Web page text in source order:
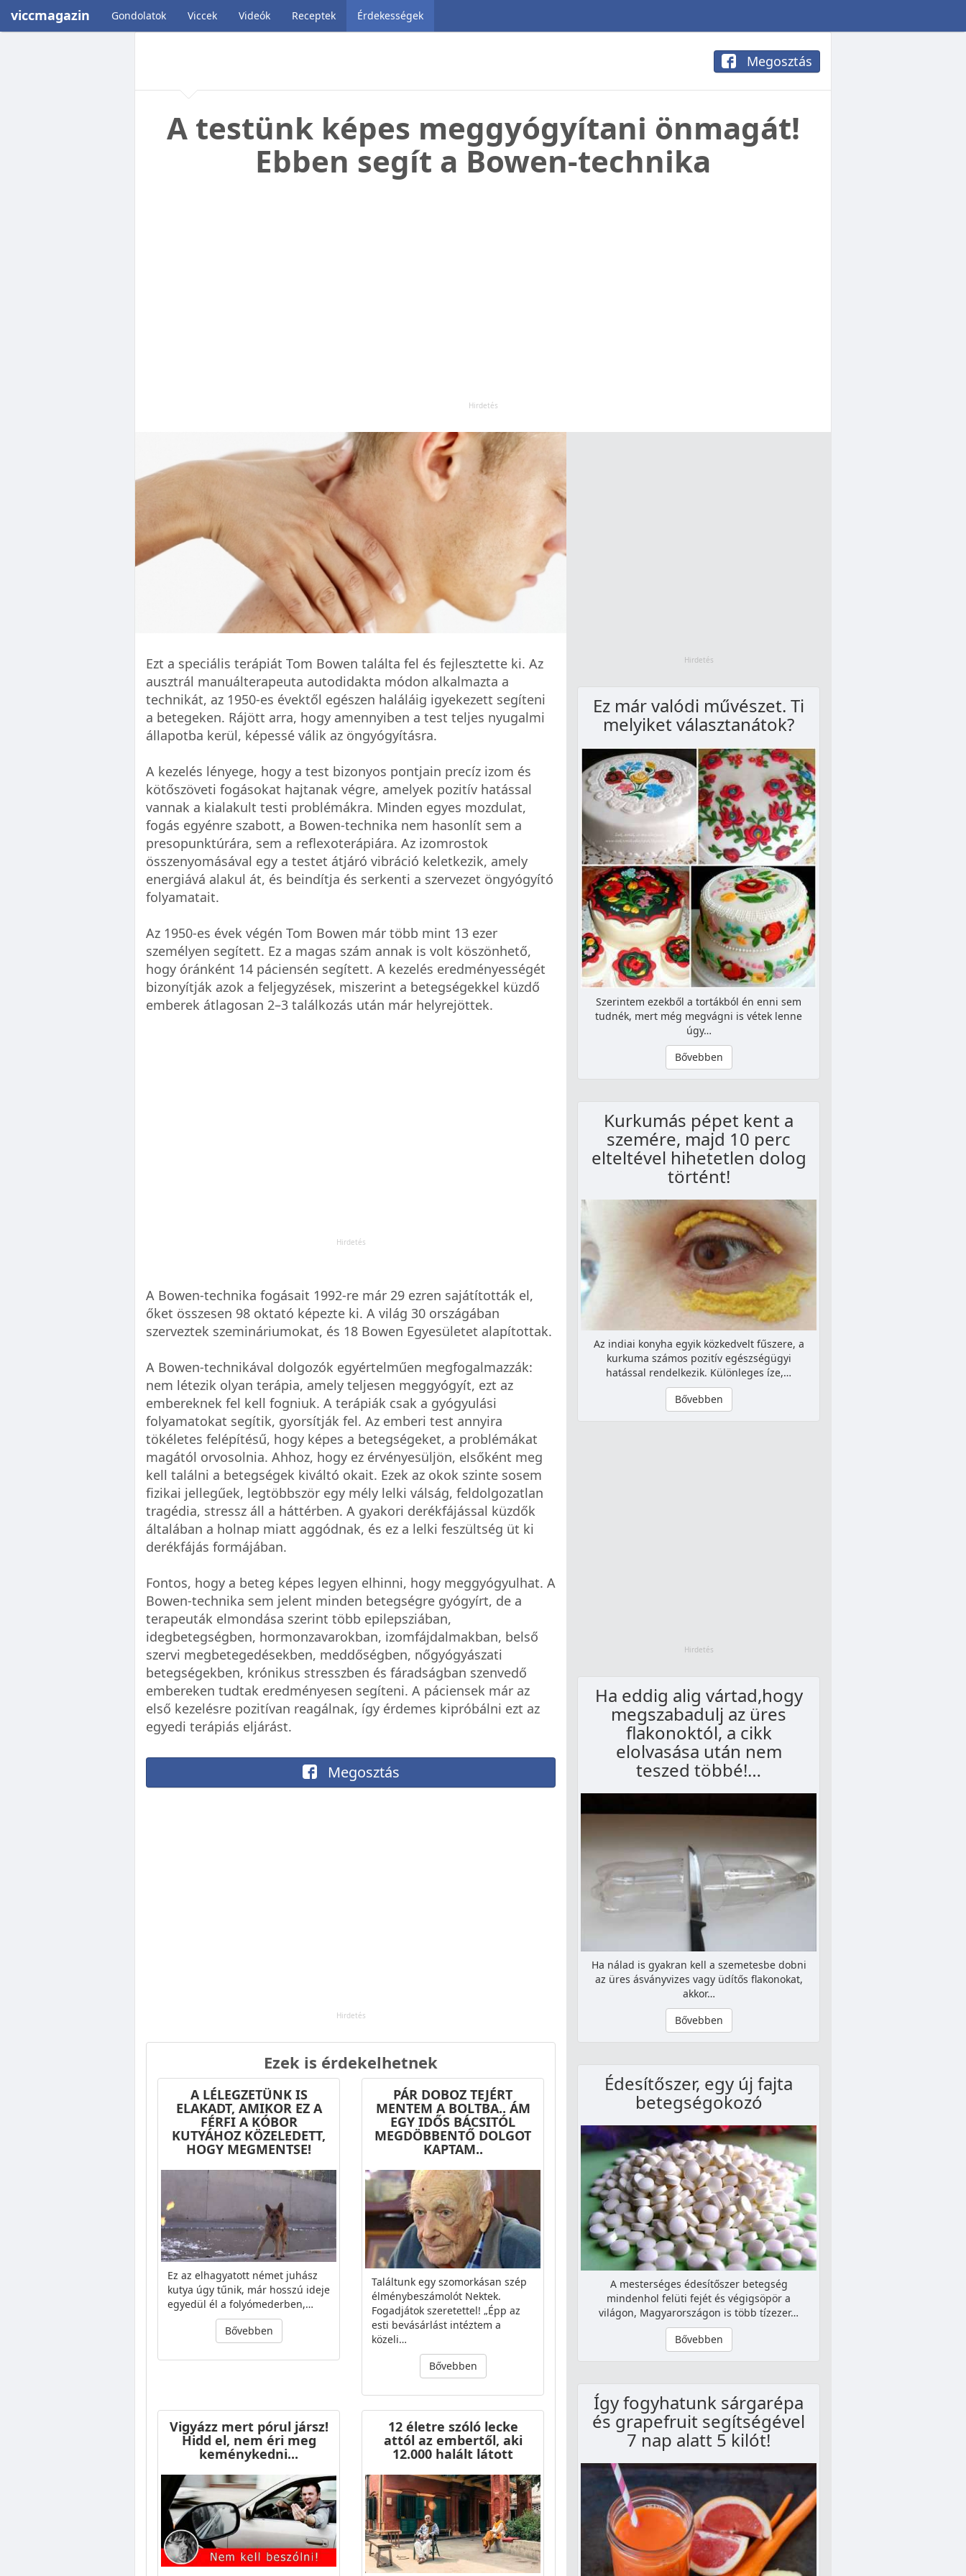
viccmagazin Gondolatok Viccek Videók Receptek Érdekességek
Megosztás
A testünk képes meggyógyítani önmagát!
Ebben segít a Bowen-technika
Ezt a speciális terápiát Tom Bowen találta fel és fejlesztette ki. Az
ausztrál manuálterapeuta autodidakta módon alkalmazta a
technikát, az 1950-es évektől egészen haláláig igyekezett segíteni
a betegeken. Rájött arra, hogy amennyiben a test teljes nyugalmi
állapotba kerül, képessé válik az öngyógyításra.
A kezelés lényege, hogy a test bizonyos pontjain precíz izom és
kötőszöveti fogásokat hajtanak végre, amelyek pozitív hatással
vannak a kialakult testi problémákra. Minden egyes mozdulat,
fogás egyénre szabott, a Bowen-technika nem hasonlít sem a
presopunktúrára, sem a reflexoterápiára. Az izomrostok
összenyomásával egy a testet átjáró vibráció keletkezik, amely
energiává alakul át, és beindítja és serkenti a szervezet öngyógyító
folyamatait.
Az 1950-es évek végén Tom Bowen már több mint 13 ezer
személyen segített. Ez a magas szám annak is volt köszönhető,
hogy óránként 14 páciensén segített. A kezelés eredményességét
bizonyítják azok a feljegyzések, miszerint a betegségekkel küzdő
emberek átlagosan 2–3 találkozás után már helyrejöttek.
A Bowen-technika fogásait 1992-re már 29 ezren sajátították el,
őket összesen 98 oktató képezte ki. A világ 30 országában
szerveztek szemináriumokat, és 18 Bowen Egyesületet alapítottak.
A Bowen-technikával dolgozók egyértelműen megfogalmazzák:
nem létezik olyan terápia, amely teljesen meggyógyít, ezt az
embereknek fel kell fogniuk. A terápiák csak a gyógyulási
folyamatokat segítik, gyorsítják fel. Az emberi test annyira
tökéletes felépítésű, hogy képes a betegségeket, a problémákat
magától orvosolnia. Ahhoz, hogy ez érvényesüljön, elsőként meg
kell találni a betegségek kiváltó okait. Ezek az okok szinte sosem
fizikai jellegűek, legtöbbször egy mély lelki válság, feldolgozatlan
tragédia, stressz áll a háttérben. A gyakori derékfájással küzdők
általában a holnap miatt aggódnak, és ez a lelki feszültség üt ki
derékfájás formájában.
Fontos, hogy a beteg képes legyen elhinni, hogy meggyógyulhat. A
Bowen-technika sem jelent minden betegségre gyógyírt, de a
terapeuták elmondása szerint több epilepsziában,
idegbetegségben, hormonzavarokban, izomfájdalmakban, belső
szervi megbetegedésekben, meddőségben, nőgyógyászati
betegségekben, krónikus stresszben és fáradságban szenvedő
embereken tudtak eredményesen segíteni. A páciensek már az
első kezelésre pozitívan reagálnak, így érdemes kipróbálni ezt az
egyedi terápiás eljárást.
Megosztás
Ezek is érdekelhetnek
A LÉLEGZETÜNK IS
ELAKADT, AMIKOR EZ A
FÉRFI A KÓBOR
KUTYÁHOZ KÖZELEDETT,
HOGY MEGMENTSE!
Ez az elhagyatott német juhász
kutya úgy tűnik, már hosszú ideje
egyedül él a folyómederben,…
Bővebben
PÁR DOBOZ TEJÉRT
MENTEM A BOLTBA.. ÁM
EGY IDŐS BÁCSITÓL
MEGDÖBBENTŐ DOLGOT
KAPTAM..
Találtunk egy szomorkásan szép
élménybeszámolót Nektek.
Fogadjátok szeretettel! „Épp az
esti bevásárlást intéztem a
közeli…
Bővebben
Vigyázz mert pórul jársz!
Hidd el, nem éri meg
keménykedni...
12 életre szóló lecke
attól az embertől, aki
12.000 halált látott
Ez már valódi művészet. Ti
melyiket választanátok?
Szerintem ezekből a tortákból én enni sem
tudnék, mert még megvágni is vétek lenne
úgy…
Bővebben
Kurkumás pépet kent a
szemére, majd 10 perc
elteltével hihetetlen dolog
történt!
Az indiai konyha egyik közkedvelt fűszere, a
kurkuma számos pozitív egészségügyi
hatással rendelkezik. Különleges íze,…
Bővebben
Ha eddig alig vártad,hogy
megszabadulj az üres
flakonoktól, a cikk
elolvasása után nem
teszed többé!…
Ha nálad is gyakran kell a szemetesbe dobni
az üres ásványvizes vagy üdítős flakonokat,
akkor…
Bővebben
Édesítőszer, egy új fajta
betegségokozó
A mesterséges édesítőszer betegség
mindenhol felüti fejét és végigsöpör a
világon, Magyarországon is több tízezer…
Bővebben
Így fogyhatunk sárgarépa
és grapefruit segítségével
7 nap alatt 5 kilót!